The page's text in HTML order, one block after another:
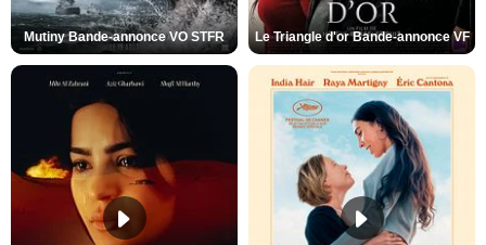
Mutiny Bande-annonce VO STFR Le Triangle d'or Bande-annonce VF